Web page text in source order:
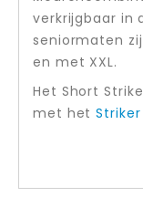
verkrijgbaar in
seniormaten
en met XXL.
Het Short
met het